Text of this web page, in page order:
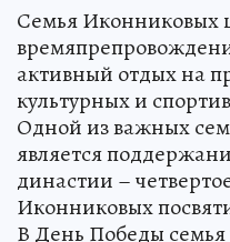
Семья Иконниковых
активный отдых на
культурных и
Одной из важных
является
династии –
Иконниковых
В День Победы семья